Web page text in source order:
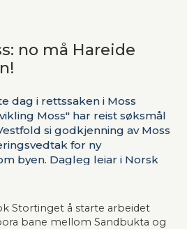
no må Hareide
dag i rettssaken i Moss
Moss" har reist søksmål
si godkjenning av Moss
for ny
byen. Dagleg leiar i Norsk
statsråd Knut Arild Hareide
skriver Jørg Westermann i
Stortinget å starte arbeidet
bane mellom Sandbukta og